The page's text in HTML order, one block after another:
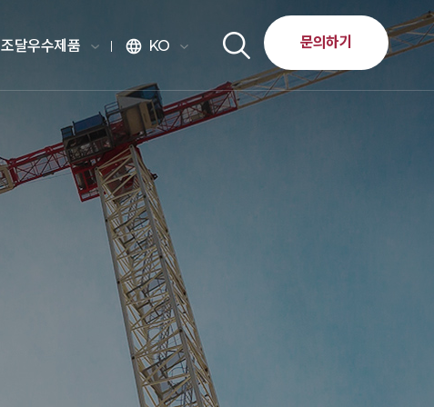
조달우수제품 language KO 문의하기